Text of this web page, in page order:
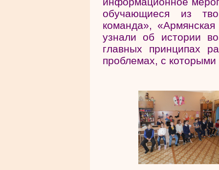
обучающиеся из
команда»,
узнали об истории
главных принципах
проблемах, с